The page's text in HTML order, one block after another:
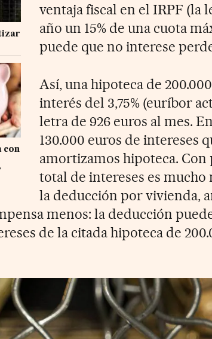
con
ventaja fiscal en el IRPF (la
año un 15% de una cuota
puede que no interese
Así, una hipoteca de
interés del 3,75% (euríbor
letra de 926 euros al mes.
130.000 euros de intereses
amortizamos hipoteca. Con
total de intereses es mucho
la deducción por vivienda,
menos: la deducción
de la citada hipoteca de